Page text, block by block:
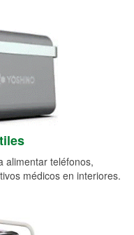
alimentar teléfonos,
médicos en interiores.